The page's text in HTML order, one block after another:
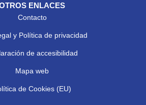
ENLACES
Contacto
y Política de privacidad
de accesibilidad
Mapa web
de Cookies (EU)